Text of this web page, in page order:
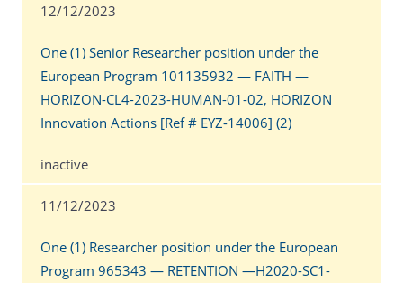
12/12/2023
One (1) Senior Researcher position under the
European Program 101135932 — FAITH —
HORIZON-CL4-2023-HUMAN-01-02, HORIZON
Innovation Actions [Ref # EYZ-14006] (2)
inactive
11/12/2023
One (1) Researcher position under the European
Program 965343 — RETENTION —H2020-SC1-